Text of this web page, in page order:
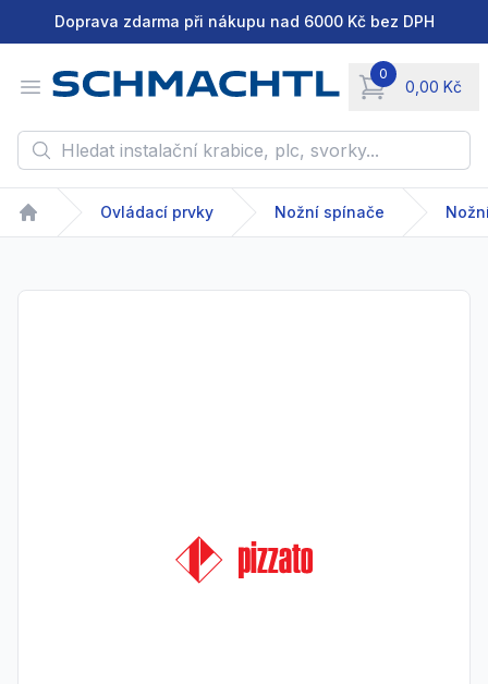
Doprava zdarma při nákupu nad 6000 Kč bez DPH
Open menu
0
0,00 Kč
items in cart,
Hledat instalační krabice, plc, svorky...
Home
Ovládací prvky Nožní spínače